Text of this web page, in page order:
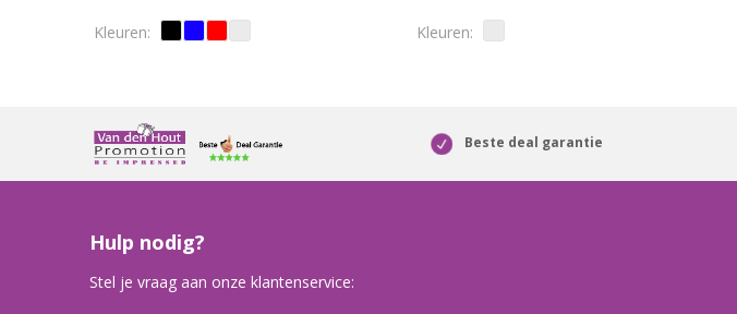
Beste deal garantie
Hulp nodig?
Stel je vraag aan onze klantenservice: